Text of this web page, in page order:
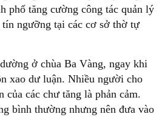
phố tăng cường công tác quản lý
tín ngưỡng tại các cơ sở thờ tự
ở chùa Ba Vàng, ngay khi
xao dư luận. Nhiều người cho
của các chư tăng là phản cảm.
bình thường nhưng nên đưa vào